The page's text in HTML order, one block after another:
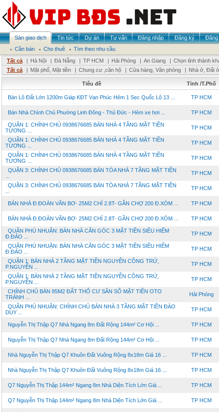
Sàn giao dịch Tin tức Dự án Tư vấn Đăng nhập Đăng ký
Đăng
Cần bán
Cho thuê
Tìm theo nhu cầu
Tất cả
| Hà Nội | Đà Nẵng | TP HCM | Hải Phòng | An Giang | Chọn tỉnh thành
Tất cả
| Mặt phố, Mặt tiền | Chung cư ,căn hộ | Cửa hàng, Văn phòng | Nhà ở, Đất ở
Tiêu đề Tỉnh /T.Phố
Bán Lô Đất Lớn 1200m Giáp KĐT Vạn Phúc Hẻm 1 Sẹc Quốc Lộ 13 ... TP HCM
Bán Nhà Chính Chủ Phường Linh Đông - Thủ Đức - Hẻm xe hơi ... TP HCM
QUẬN 1: CHÍNH CHỦ 0938676685 BÁN NHÀ 4 TẦNG MẶT TIỀN
TƯƠNG ...
TP HCM
QUẬN 1: CHÍNH CHỦ 0938676685 BÁN NHÀ 4 TẦNG MẶT TIỀN
TƯƠNG ...
TP HCM
QUẬN 1: CHÍNH CHỦ 0938676685 BÁN NHÀ 4 TẦNG MẶT TIỀN
TƯƠNG ...
TP HCM
QUẬN 3: CHÍNH CHỦ 0938676685 BÁN TÒA NHÀ 7 TẦNG MẶT TIỀN
TP HCM
QUẬN 3: CHÍNH CHỦ 0938676685 BÁN TÒA NHÀ 7 TẦNG MẶT TIỀN
TP HCM
BÁN NHÀ Đ.ĐOÀN VĂN BƠ- 25M2 CHỈ 2.8T- GẦN CHỢ 200 Đ.XÓM ... TP HCM
BÁN NHÀ Đ.ĐOÀN VĂN BƠ- 25M2 CHỈ 2.8T- GẦN CHỢ 200 Đ.XÓM ... TP HCM
QUẬN PHÚ NHUẬN: BÁN NHÀ CĂN GÓC 3 MẶT TIỀN SIÊU HIẾM
Đ.ĐÀO ...
TP HCM
QUẬN PHÚ NHUẬN: BÁN NHÀ CĂN GÓC 3 MẶT TIỀN SIÊU HIẾM
Đ.ĐÀO ...
TP HCM
QUẬN 1: BÁN NHÀ 2 TẦNG MẶT TIỀN NGUYỄN CÔNG TRỨ,
P.NGUYỄN ...
TP HCM
QUẬN 1: BÁN NHÀ 2 TẦNG MẶT TIỀN NGUYỄN CÔNG TRỨ,
P.NGUYỄN ...
TP HCM
CHÍNH CHỦ BÁN 85M2 ĐẤT THỔ CƯ SẴN SỔ MẶT TIỀN OTO
TRÁNH ...
Hải Phòng
QUẬN PHÚ NHUẬN: CHÍNH CHỦ BÁN NHÀ 3 TẦNG MẶT TIỀN ĐÀO
DUY ...
TP HCM
Nguyễn Thị Thập Q7 Nhà Ngang 8m Đất Rộng 144m² Cơ Hội ... TP HCM
Nguyễn Thị Thập Q7 Nhà Ngang 8m Đất Rộng 144m² Cơ Hội ... TP HCM
Nhà Nguyễn Thị Thập Q7 Khuôn Đất Vuông Rộng 8x18m Giá 16 ... TP HCM
Nhà Nguyễn Thị Thập Q7 Khuôn Đất Vuông Rộng 8x18m Giá 16 ... TP HCM
Q7 Nguyễn Thị Thập 144m² Ngang 8m Nhà Diện Tích Lớn Giá ... TP HCM
Q7 Nguyễn Thị Thập 144m² Ngang 8m Nhà Diện Tích Lớn Giá ... TP HCM